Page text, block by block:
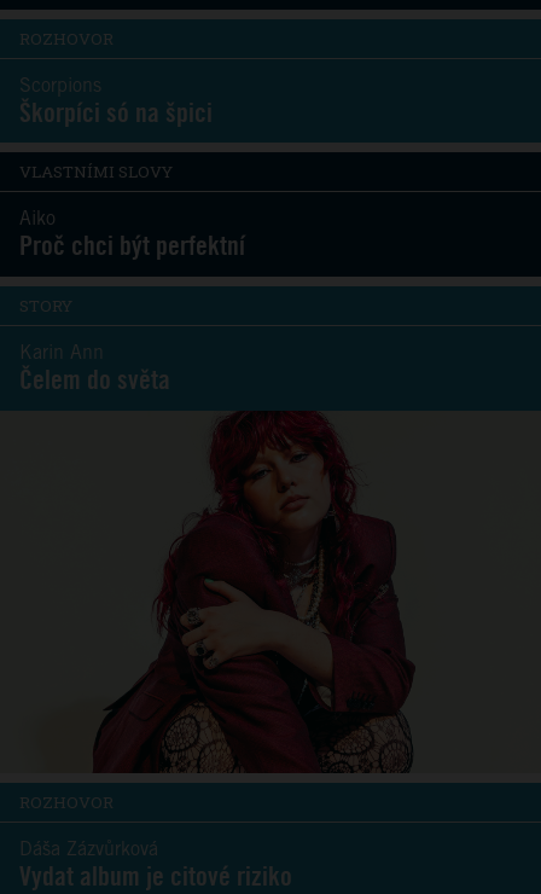
ROZHOVOR
Scorpions
Škorpíci só na špici
VLASTNÍMI SLOVY
Aiko
Proč chci být perfektní
STORY
Karin Ann
Čelem do světa
ROZHOVOR
Dáša Zázvůrková
Vydat album je citové riziko